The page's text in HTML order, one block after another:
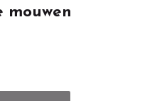
mouwen